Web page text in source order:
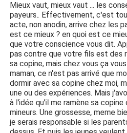
Mieux vaut, mieux vaut ... les
payeurs.. Effectivement, c'est
acte, non anodin, arrive chez les
est ce mieux ? en quoi est ce
que votre conscience vous dit.
pas contre que votre fils est des
sa copine, mais chez vous ça
maman, ce n'est pas arrivé que
dormir avec sa copine chez moi,
une ou des expériences. Mais
à l'idée qu'il me ramène sa
mineurs. Une grossesse, meme
je serais responsable si les